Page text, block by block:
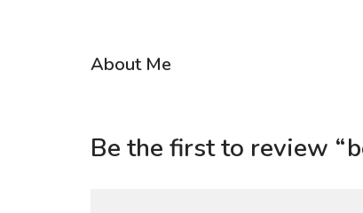
About Me
Be the first to review